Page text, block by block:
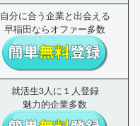
自分に合う企業と出会える
早稲田ならオファー多数
就活生3人に１人登録
魅力的企業多数